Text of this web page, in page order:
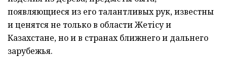
появляющиеся из его талантливых рук, известны
и ценятся не только в области Жетісу и
Казахстане, но и в странах ближнего и дальнего
зарубежья.